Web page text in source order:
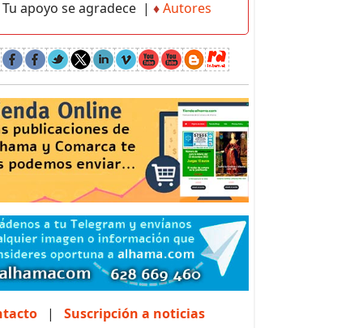
Tu apoyo se agradece | ♦Autores
| Suscripción a noticias